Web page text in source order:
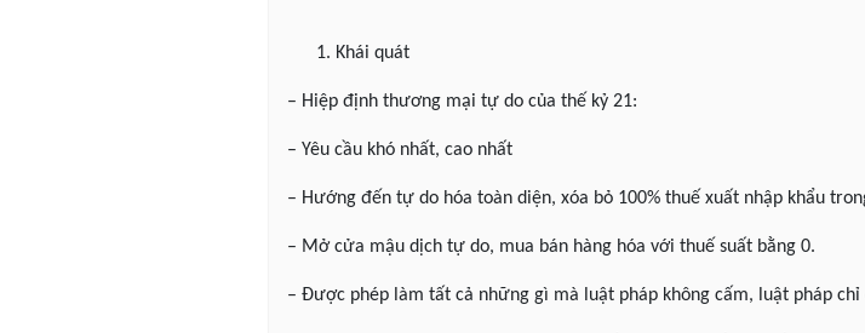
Khái quát
– Hiệp định thương mại tự do của thế kỷ 21:
– Yêu cầu khó nhất, cao nhất
– Hướng đến tự do hóa toàn diện, xóa bỏ 100% thuế xuất nhập khẩu
– Mở cửa mậu dịch tự do, mua bán hàng hóa với thuế suất bằng 0.
– Được phép làm tất cả những gì mà luật pháp không cấm, luật pháp